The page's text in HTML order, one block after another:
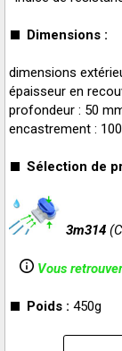
Dimensions :
dimensions
épaisseur en
profondeur : 50
encastrement :
Sélection de
3m314
Vous
Poids :450g